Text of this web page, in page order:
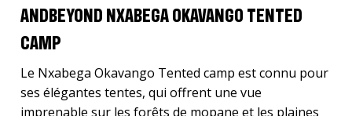
ANDBEYOND NXABEGA OKAVANGO TENTED
CAMP
Le Nxabega Okavango Tented camp est connu pour
ses élégantes tentes, qui offrent une vue
imprenable sur les forêts de mopane et les plaines